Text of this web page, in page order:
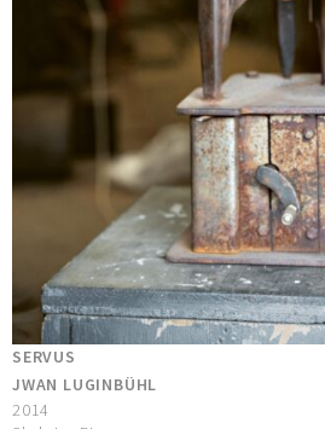
SERVUS
JWAN LUGINBÜHL
2014